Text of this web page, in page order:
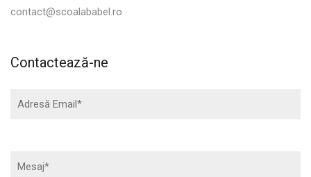
contact@scoalababel.ro
Contactează-ne